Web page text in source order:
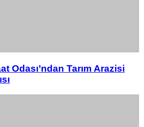
Odası’ndan Tarım Arazisi